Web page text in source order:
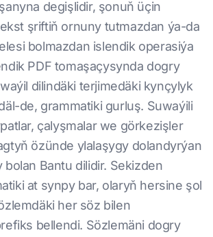
degişlidir, şonuň üçin
şriftiň ornuny tutmazdan ýa-da
bolmazdan islendik operasiýa
PDF tomaşaçysynda dogry
dilindäki terjimedäki kynçylyk
de, grammatiki gurluş. Suwaýili
çalyşmalar we görkezişler
özünde ylalaşygy dolandyrýan
bolan Bantu dilidir. Sekizden
at synpy bar, olaryň hersine şol
her söz bilen
bellendi. Sözlemäni dogry